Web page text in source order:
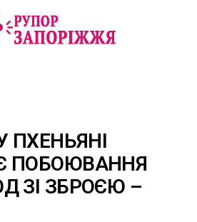
ПХЕНЬЯНІ
ПОБОЮВАННЯ
ЗІ ЗБРОЄЮ –
mobile version